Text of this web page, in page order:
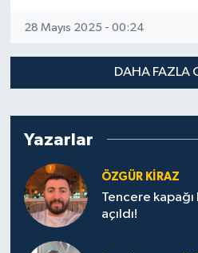
28 Mayıs 2025 - 00:24
DAHA FAZLA
Yazarlar
ÖZGÜR KIRAZ
Tencere
açıldı!